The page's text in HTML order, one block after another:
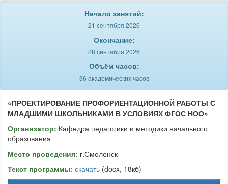
Начало занятий:
21 сентября 2026
Окончание:
28 сентября 2026
Объём часов:
36 академических часов
«ПРОЕКТИРОВАНИЕ ПРОФОРИЕНТАЦИОННОЙ РАБОТЫ С
МЛАДШИМИ ШКОЛЬНИКАМИ В УСЛОВИЯХ ФГОС НОО»
Организатор: Кафедра педагогики и методики начального
образования
Место проведения: г.Смоленск
Текст программы: скачать (docx, 18кб)